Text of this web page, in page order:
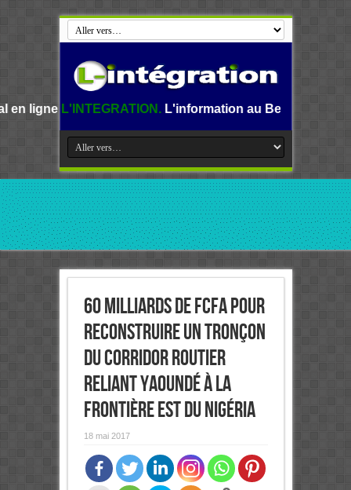
L'information au Benin, en Afrique et dans le
60 milliards de FCFA pour
reconstruire un tronçon
du corridor routier
reliant Yaoundé à la
frontière Est du Nigéria
18 mai 2017